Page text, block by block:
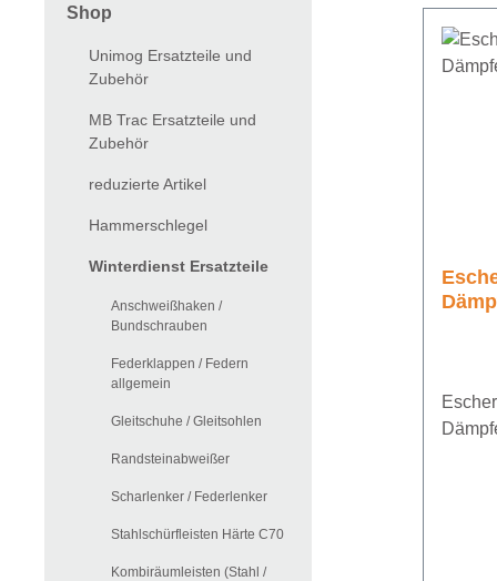
Shop
Unimog Ersatzteile und
Zubehör
MB Trac Ersatzteile und
Zubehör
reduzierte Artikel
Hammerschlegel
Winterdienst Ersatzteile
Anschweißhaken /
Bundschrauben
Federklappen / Federn
allgemein
Gleitschuhe / Gleitsohlen
Randsteinabweißer
Scharlenker / Federlenker
Stahlschürfleisten Härte C70
Kombiräumleisten (Stahl /